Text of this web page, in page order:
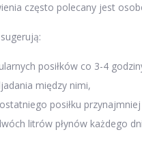
często polecany jest
posiłków co 3-4
między nimi,
posiłku
litrów płynów każdego